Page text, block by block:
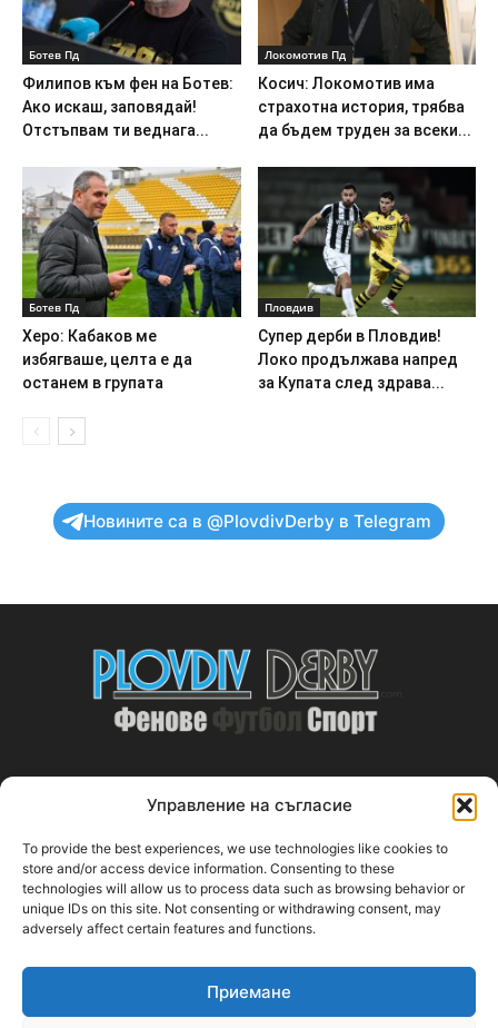
Управление на съгласие
To provide the best experiences, we use technologies like cookies to
store and/or access device information. Consenting to these
technologies will allow us to process data such as browsing behavior or
unique IDs on this site. Not consenting or withdrawing consent, may
adversely affect certain features and functions.
Приемане
Ботев Пд
Филипов към фен на Ботев:
Ако искаш, заповядай!
Отстъпвам ти веднага...
Локомотив Пд
Косич: Локомотив има
страхотна история, трябва
да бъдем труден за всеки...
Ботев Пд
Херо: Кабаков ме
избягваше, целта е да
останем в групата
Пловдив
Супер дерби в Пловдив!
Локо продължава напред
за Купата след здрава...
Новините са в @PlovdivDerby в Telegram
ABOUT US
PlovdivDerby.com е първата пловдивска изцяло футболна
медия!
Свържи се с нас:plovdivderby.com@gmail.com
FOLLOW US